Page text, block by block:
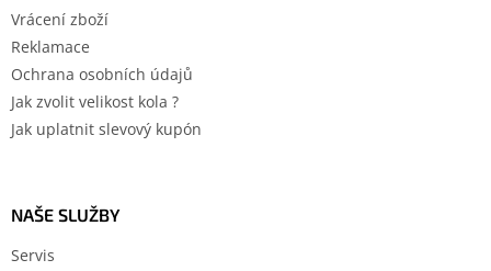
Vrácení zboží
Reklamace
Ochrana osobních údajů
Jak zvolit velikost kola ?
Jak uplatnit slevový kupón
NAŠE SLUŽBY
Servis